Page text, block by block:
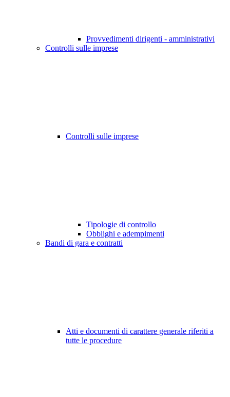
Provvedimenti dirigenti - amministrativi
Controlli sulle imprese
Controlli sulle imprese
Tipologie di controllo
Obblighi e adempimenti
Bandi di gara e contratti
Atti e documenti di carattere generale riferiti a
tutte le procedure